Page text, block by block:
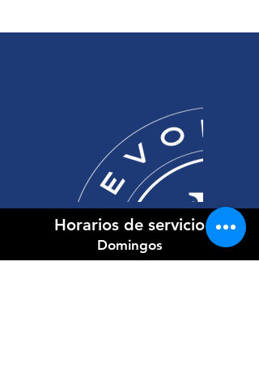
Horarios de servicio
Domingos
9:30 am Inglés